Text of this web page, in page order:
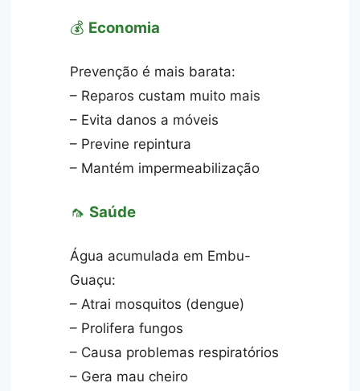
💰 Economia
Prevenção é mais barata:
– Reparos custam muito mais
– Evita danos a móveis
– Previne repintura
– Mantém impermeabilização
🦟 Saúde
Água acumulada em Embu-
Guaçu:
– Atrai mosquitos (dengue)
– Prolifera fungos
– Causa problemas respiratórios
– Gera mau cheiro